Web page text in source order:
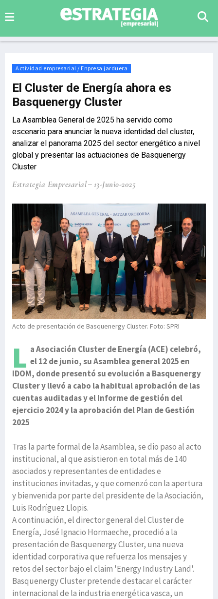
Actividad empresarial / Enpresa jarduera
El Cluster de Energía ahora es
Basquenergy Cluster
La Asamblea General de 2025 ha servido como
escenario para anunciar la nueva identidad del cluster,
analizar el panorama 2025 del sector energético a nivel
global y presentar las actuaciones de Basquenergy
Cluster
Estrategia Empresarial 13-Junio-2025
Acto de presentación de Basquenergy Cluster. Foto: SPRI
L a Asociación Cluster de Energía (ACE) celebró,
el 12 de junio, su Asamblea general 2025 en
IDOM, donde presentó su evolución a Basquenergy
Cluster y llevó a cabo la habitual aprobación de las
cuentas auditadas y el Informe de gestión del
ejercicio 2024 y la aprobación del Plan de Gestión
2025
Tras la parte formal de la Asamblea, se dio paso al acto
institucional, al que asistieron en total más de 140
asociados y representantes de entidades e
instituciones invitadas, y que comenzó con la apertura
y bienvenida por parte del presidente de la Asociación,
Luis Rodríguez Llopis.
A continuación, el director general del Cluster de
Energía, José Ignacio Hormaeche, procedió a la
presentación de Basquenergy Cluster, una nueva
identidad corporativa que refuerza los mensajes y
retos del sector bajo el claim 'Energy Industry Land'.
Basquenergy Cluster pretende destacar el carácter
internacional de la industria energética vasca, un